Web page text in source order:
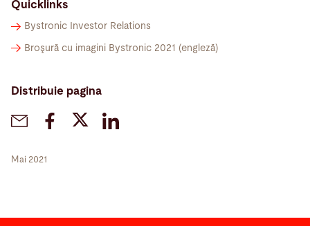
Quicklinks
Bystronic Investor Relations
Broşură cu imagini Bystronic 2021 (engleză)
Distribuie pagina
Mai 2021